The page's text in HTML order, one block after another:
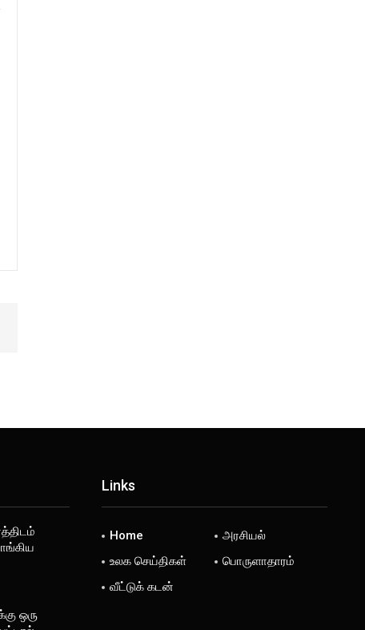
ஒரு
Links
Home
அரசியல்
உலக செய்திகள்
பொருளாதாரம்
வீட்டுக் கடன்